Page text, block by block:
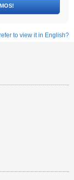
to view it in English?